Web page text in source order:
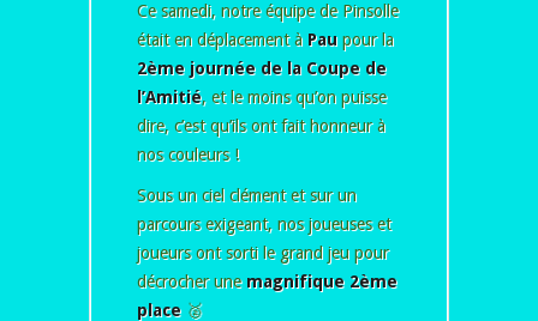
Ce samedi, notre équipe de Pinsolle
était en déplacement à Pau pour la
2ème journée de la Coupe de
l’Amitié, et le moins qu’on puisse
dire, c’est qu’ils ont fait honneur à
nos couleurs !
Sous un ciel clément et sur un
parcours exigeant, nos joueuses et
joueurs ont sorti le grand jeu pour
décrocher une magnifique 2ème
place 🥈